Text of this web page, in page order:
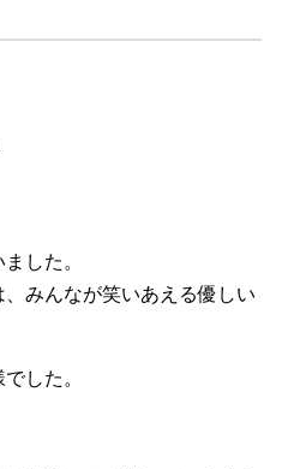
した。
みんなが笑いあえる優しい
した。